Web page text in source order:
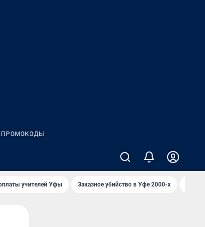
ПРОМОКОДЫ
учителей Уфы Заказное убийство в Уфе 2000-х